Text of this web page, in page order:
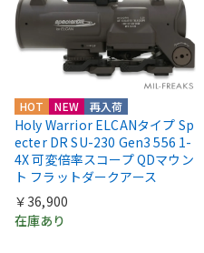
HOT NEW 再入荷
Holy Warrior ELCANタイプ Sp
ecter DR SU-230 Gen3 556 1-
4X 可変倍率スコープ QDマウン
ト フラットダークアース
￥36,900
在庫あり